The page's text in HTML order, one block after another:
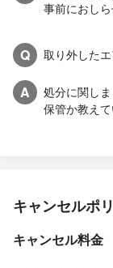
事前におしら
Q 取り外した
A
処分に関し
保管か教え
キャンセルポ
キャンセル料金